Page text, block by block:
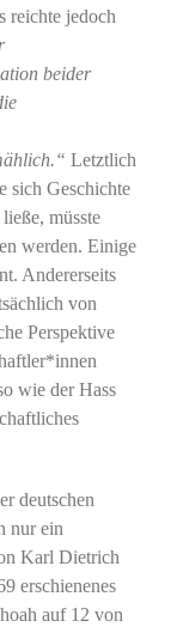
reichte jedoch
beider
Letztlich
sich Geschichte
müsste
werden. Einige
Andererseits
von
Perspektive
wie der Hass
deutschen
nur ein
Karl Dietrich
erschienenes
auf 12 von